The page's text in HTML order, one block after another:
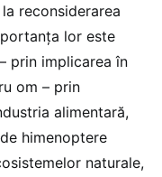
reconsiderarea
lor este
prin implicarea în
om – prin
alimentară,
himenoptere
naturale,